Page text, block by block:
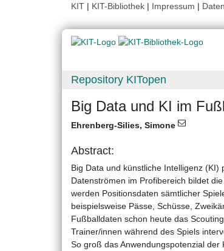
KIT | KIT-Bibliothek | Impressum |
Repository KITopen
Big Data und KI im
Ehrenberg-Silies, Simone
Abstract:
Big Data und künstliche Intelligenz
Datenströmen im Profibereich bildet
werden Positionsdaten sämtlicher
beispielsweise Pässe, Schüsse,
Fußballdaten schon heute das
Trainer/innen während des Spiels
So groß das Anwendungspotenzial